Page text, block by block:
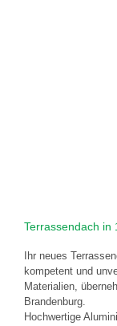
Terrassendach in
Ihr neues
kompetent und
Materialien,
Brandenburg.
Hochwertige